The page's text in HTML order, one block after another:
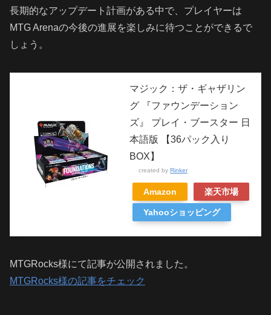
長期的なアップデート計画がある中で、プレイヤーは
MTG Arenaの今後の進展を楽しみに待つことができるで
しょう。
マジック：ザ・ギャザリン
グ 『ファウンデーション
ズ』 プレイ・ブースター 日
本語版 【36パック入り
BOX】
created by Rinker
Amazon 楽天市場
Yahooショッピング
MTGRocks様にて記事が公開されました。
MTGRocks様の記事をチェック